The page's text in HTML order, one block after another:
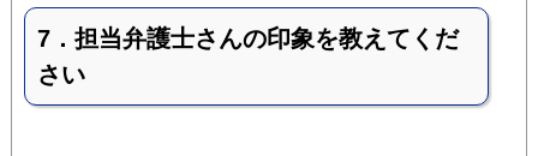
7．担当弁護士さんの印象を教えてくだ
さい